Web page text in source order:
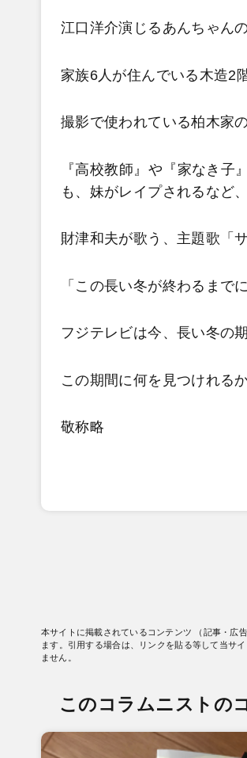
江口洋介演じるあんちゃん
家族6人が住んでいる木造2
撮影で使われている柏木家
『高校教師』や『家なき
も、妹がレイプされるなど
財津和夫が歌う、主題歌「
「この長い冬が終わるま
フジテレビは今、長い冬の
この期間に何を見つけれる
敬称略
本サイトに掲載されているコンテンツ （記事・広
ます。引用する場合は、リンクを貼る等して当サ
ません。
このコラムニストの